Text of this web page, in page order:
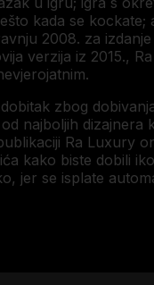
kada se kockate;
2008. za izdanje
verzija iz 2015.,
zbog
najboljih dizajnera
Ra Luxury
kako biste dobili
jer se isplate